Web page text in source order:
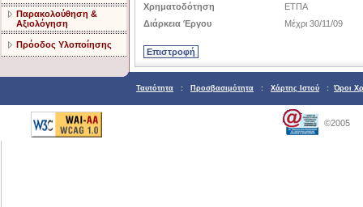
Παρακολούθηση &
Αξιολόγηση
Πρόοδος Υλοποίησης
Χρηματοδότηση
ΕΤΠΑ
Διάρκεια Έργου
Μέχρι 30/11/09
Ταυτότητα : Προσβασιμότητα : Χάρτης Ιστού : Όροι
©2005